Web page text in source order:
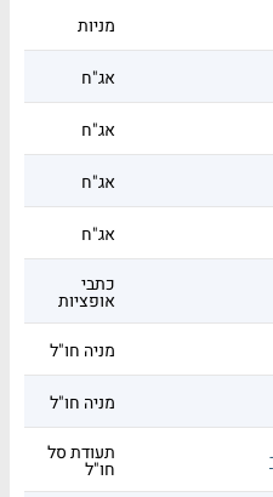
מניות
אג"ח
אג"ח
אג"ח
אג"ח
כתבי
אופציות
מניה חו"ל
מניה חו"ל
תעודת סל
חו"ל